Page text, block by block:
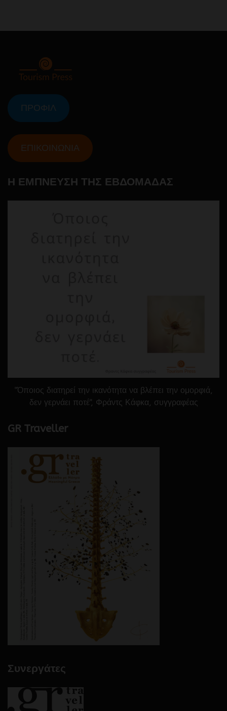
ΠΡΟΦΙΛ
ΕΠΙΚΟΙΝΩΝΙΑ
Η ΕΜΠΝΕΥΣΗ ΤΗΣ ΕΒΔΟΜΑΔΑΣ
"Όποιος διατηρεί την ικανότητα να βλέπει την ομορφιά,
δεν γερνάει ποτέ", Φράντς Κάφκα, συγγραφέας
GR Traveller
Συνεργάτες